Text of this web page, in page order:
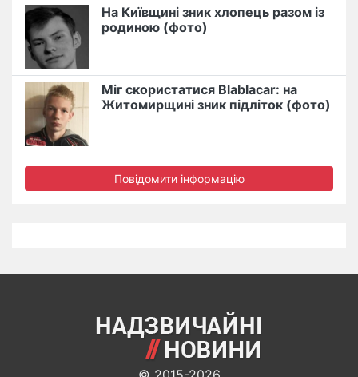
На Київщині зник хлопець разом із
родиною (фото)
Міг скористатися Blablacar: на
Житомирщині зник підліток (фото)
Повідомити інформацію